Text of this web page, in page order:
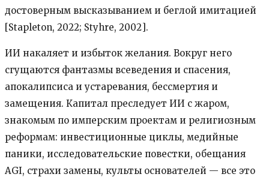
достоверным высказыванием и беглой имитацией
[Stapleton, 2022; Styhre, 2002].
ИИ накаляет и избыток желания. Вокруг него
сгущаются фантазмы всеведения и спасения,
апокалипсиса и устаревания, бессмертия и
замещения. Капитал преследует ИИ с жаром,
знакомым по имперским проектам и религиозным
реформам: инвестиционные циклы, медийные
паники, исследовательские повестки, обещания
AGI, страхи замены, культы основателей — все это